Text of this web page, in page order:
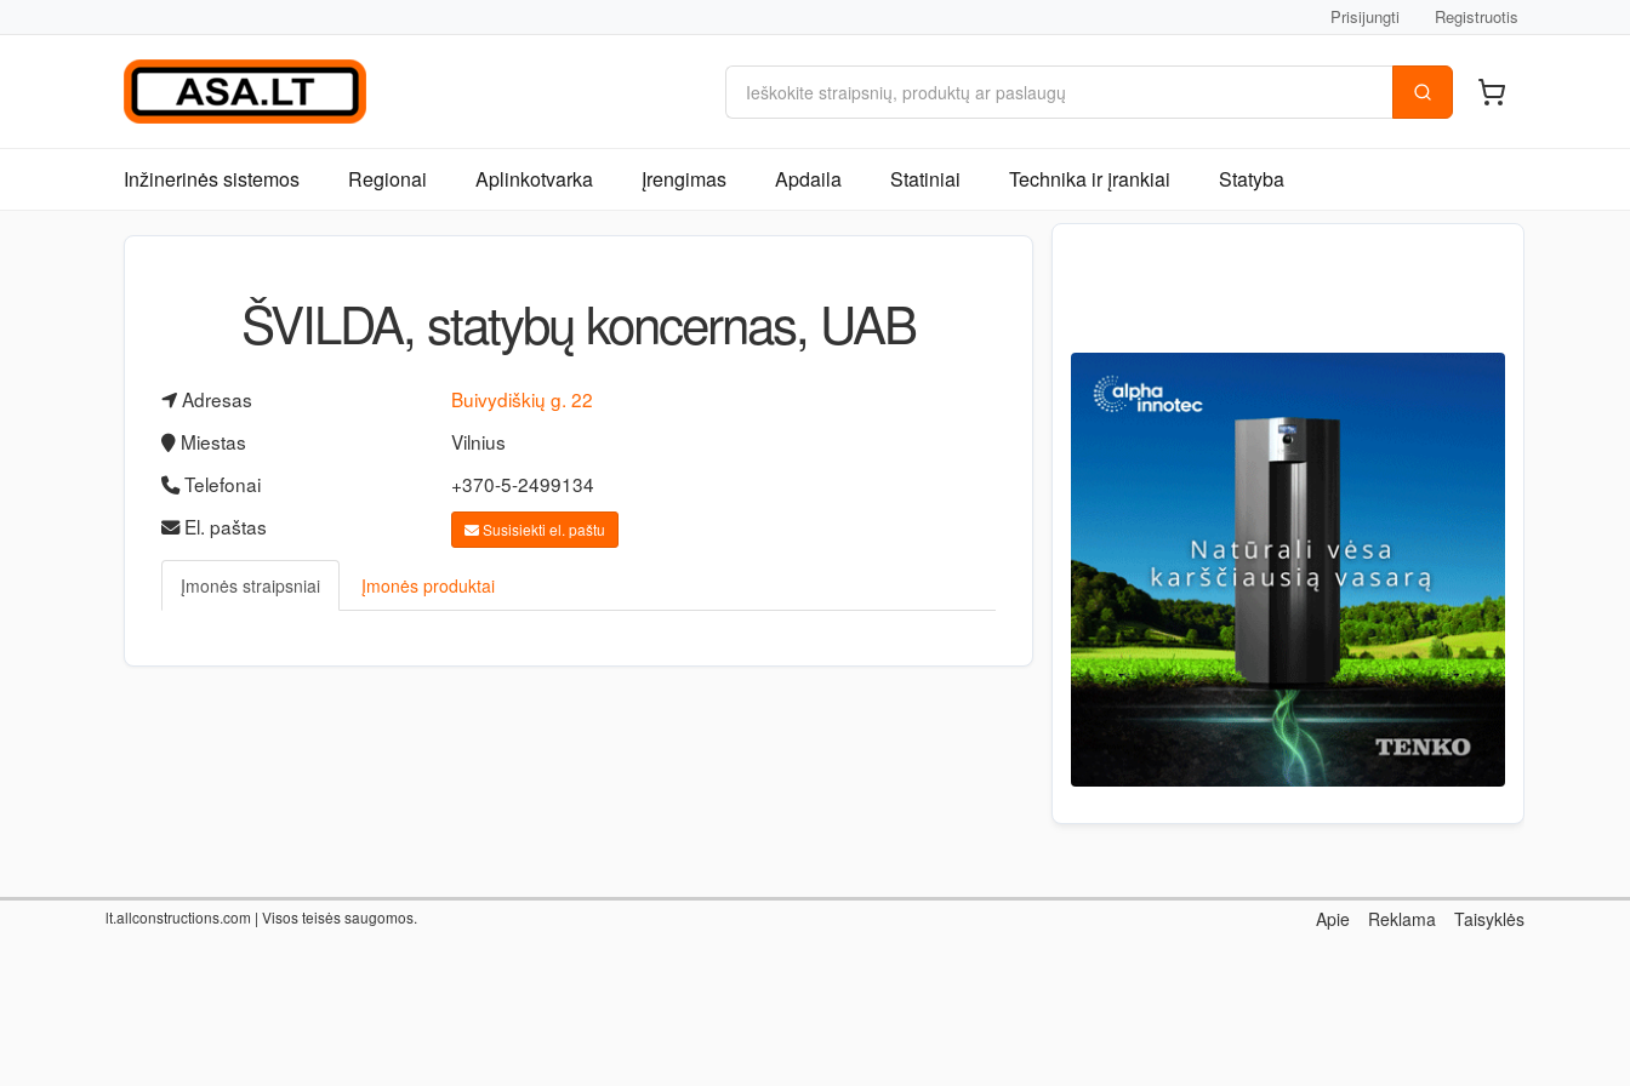
Prisijungti Registruotis
Inžinerinės sistemos Regionai Aplinkotvarka Įrengimas Apdaila Statiniai Technika ir įrankiai Statyba
ŠVILDA, statybų koncernas, UAB
Adresas
Buivydiškių g. 22
Miestas
Vilnius
Telefonai
+370-5-2499134
El. paštas
Susisiekti el. paštu
Įmonės straipsniai Įmonės produktai
lt.allconstructions.com | Visos teisės saugomos. Apie Reklama Taisyklės